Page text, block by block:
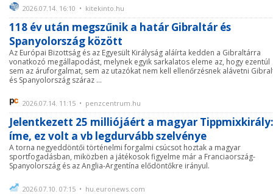
2026.07.14. 16:10 • kitekinto.hu
118 év után megszűnik a határ Gibraltár és
Spanyolország között
Az Európai Bizottság és az Egyesült Királyság aláírta kedden a Gibraltárra
vonatkozó megállapodást, melynek egyik sarkalatos eleme az, hogy ezentúl
sem az áruforgalmat, sem az utazókat nem kell ellenőrzésnek alávetni
és Spanyolország száraz ...
2026.07.14. 11:15 • penzcentrum.hu
Jelentkezett 25 milliójáért a magyar Tippmixkirály:
íme, ez volt a vb legdurvább szelvénye
A torna negyeddöntői történelmi forgalmi csúcsot hoztak a magyar
sportfogadásban, miközben a játékosok figyelme már a Franciaország-
Spanyolország és az Anglia-Argentína elődöntőkre irányul.
2026.07.10. 07:15 • hu.euronews.com